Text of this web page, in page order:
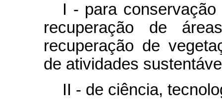
I - para
recuperação de
recuperação de
de atividades
II - de ciência,